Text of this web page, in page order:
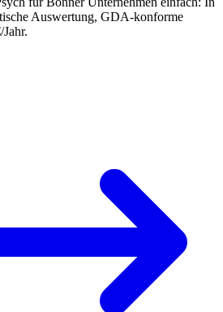
Auswertung, GDA-konforme